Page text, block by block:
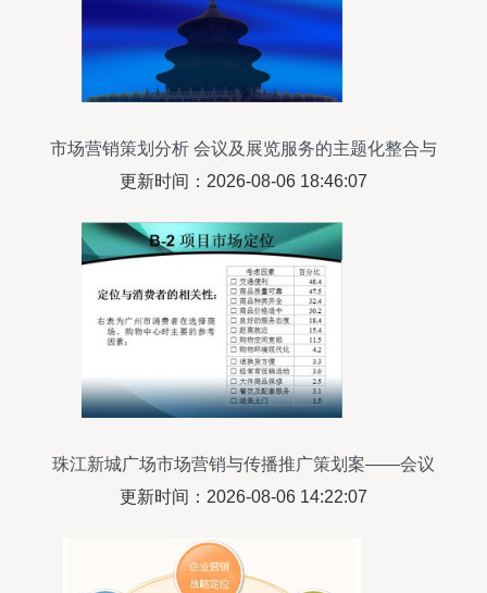
市场营销策划分析 会议及展览服务的主题化整合与
实战策旅
更新时间：2026-08-06 18:46:07
珠江新城广场市场营销与传播推广策划案——会议
及展览服务
更新时间：2026-08-06 14:22:07